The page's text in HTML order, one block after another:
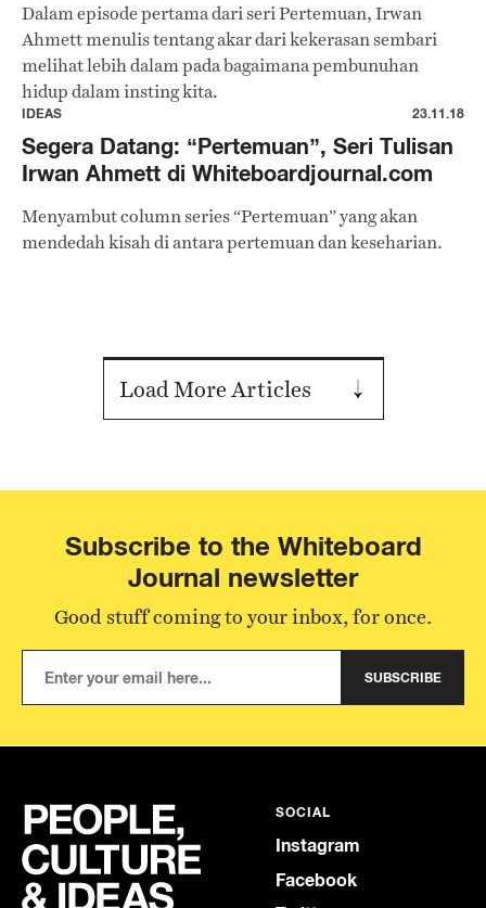
Dalam episode pertama dari seri Pertemuan, Irwan
Ahmett menulis tentang akar dari kekerasan sembari
melihat lebih dalam pada bagaimana pembunuhan
hidup dalam insting kita.
IDEAS 23.11.18
Segera Datang: “Pertemuan”, Seri Tulisan
Irwan Ahmett di Whiteboardjournal.com
Menyambut column series “Pertemuan” yang akan
mendedah kisah di antara pertemuan dan keseharian.
Load More Articles
Subscribe to the Whiteboard
Journal newsletter
Good stuff coming to your inbox, for once.
SUBSCRIBE
SOCIAL
Instagram
Facebook